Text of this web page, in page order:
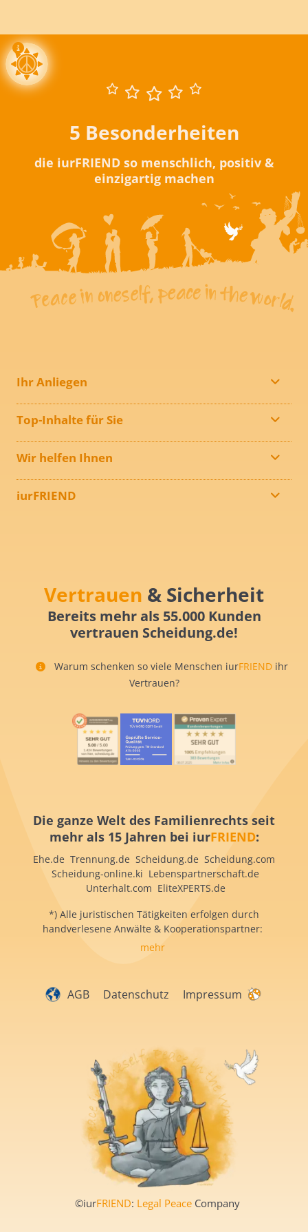
5 Besonderheiten
die iurFRIEND so menschlich, positiv &
einzigartig machen
Ihr Anliegen
Top-Inhalte für Sie
Wir helfen Ihnen
iurFRIEND
Vertrauen & Sicherheit
Bereits mehr als 55.000 Kunden
vertrauen Scheidung.de!
Warum schenken so viele Menschen iurFRIEND ihr
Vertrauen?
Die ganze Welt des Familienrechts seit
mehr als 15 Jahren bei iurFRIEND:
Ehe.de Trennung.de Scheidung.de Scheidung.com
Scheidung-online.ki Lebenspartnerschaft.de
Unterhalt.com EliteXPERTS.de
*) Alle juristischen Tätigkeiten erfolgen durch
handverlesene Anwälte & Kooperationspartner:
mehr
AGB Datenschutz Impressum
©iurFRIEND: Legal Peace Company